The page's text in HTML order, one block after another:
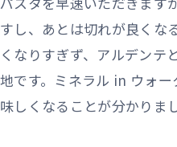
すし、あとは切れが良くな
くなりすぎず、アルデンテ
地です。ミネラル in ウォ
味しくなることが分かりま